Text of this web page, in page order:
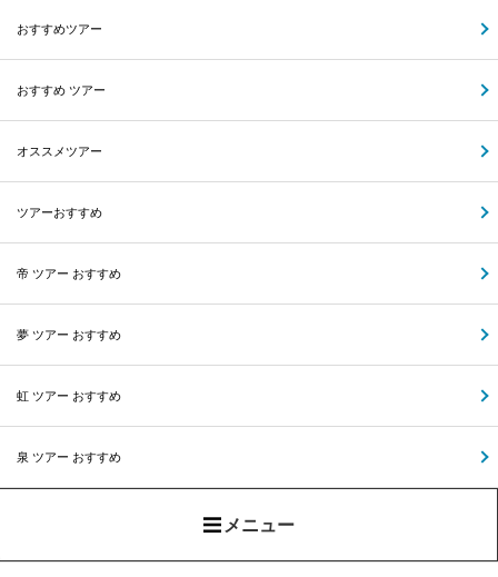
おすすめツアー
おすすめ ツアー
オススメツアー
ツアーおすすめ
帝 ツアー おすすめ
夢 ツアー おすすめ
虹 ツアー おすすめ
泉 ツアー おすすめ
メニュー